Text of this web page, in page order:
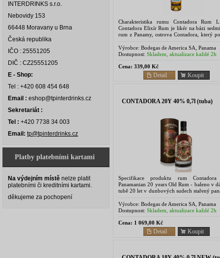
INTERDRINKS s.r.o.
Nebovidy 153
66448 Moravany u Brna
Česká republika
IČO : 25551205
DIČ : CZ25551205
E - Shop:
Tel : +420 608 454 648
Email : eshop@tpinterdrinks.cz
Sekretariát :
Tel : +420 7738 34 003
Email: tp@tpinterdrinks.cz
Platby platebními kartami
Na výdejním místě nelze platit
platebními či kreditními kartami.
děkujeme za pochopení
Charakteristika rumu Contadora Rum
Contadora Elixír Rum je likér na bázi
rum z Panamy, ostrova Contadora, který
bylin,...
Výrobce: Bodegas de America SA, Panama
Dostupnost: Skladem, aktualizace každé 2h
Cena: 339,00 Kč
Koupit
Detail
CONTADORA 20Y 40% 0,7l (tuba)
Specifikace produktu rum Contadora
Panamanian 20 years Old Rum - baleno v
tubě 20 let v dunbových sudech stařený
aroma jsou...
Výrobce: Bodegas de America SA, Panama
Dostupnost: Skladem, aktualizace každé 2h
Cena: 1 069,00 Kč
Koupit
Detail